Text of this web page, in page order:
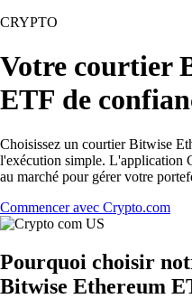
CRYPTO
Votre courtier
ETF de
Choisissez un courtier Bitwise
l'exécution simple. L'application
au marché pour gérer votre
Commencer avec Crypto.com
Pourquoi choisir
Bitwise Ethereum